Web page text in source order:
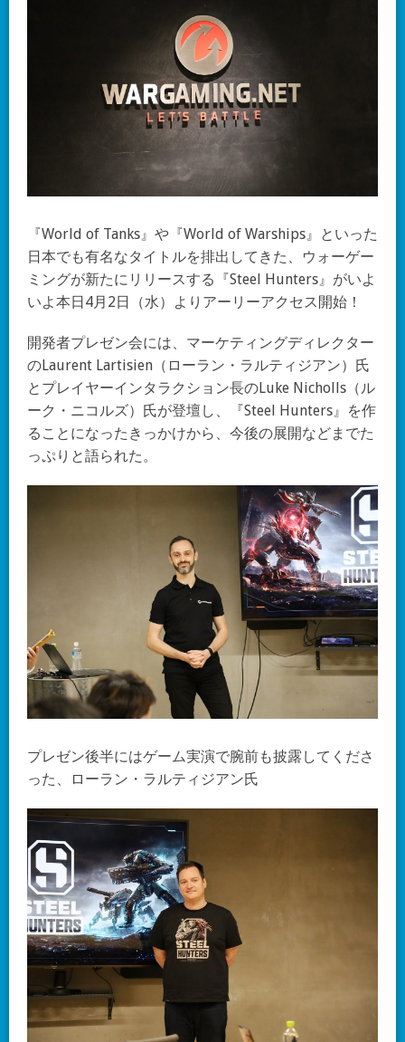
『World of Tanks』や『World of Warships』といった
日本でも有名なタイトルを排出してきた、ウォーゲー
ミングが新たにリリースする『Steel Hunters』がいよ
いよ本日4月2日（水）よりアーリーアクセス開始！
開発者プレゼン会には、マーケティングディレクター
のLaurent Lartisien（ローラン・ラルティジアン）氏
とプレイヤーインタラクション長のLuke Nicholls（ル
ーク・ニコルズ）氏が登壇し、『Steel Hunters』を作
ることになったきっかけから、今後の展開などまでた
っぷりと語られた。
プレゼン後半にはゲーム実演で腕前も披露してくださ
った、ローラン・ラルティジアン氏